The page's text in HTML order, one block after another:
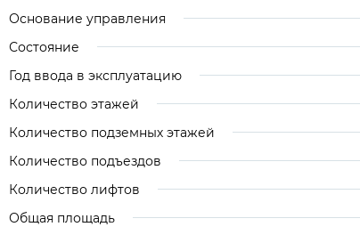
Основание управления
Состояние
Год ввода в эксплуатацию
Количество этажей
Количество подземных этажей
Количество подъездов
Количество лифтов
Общая площадь